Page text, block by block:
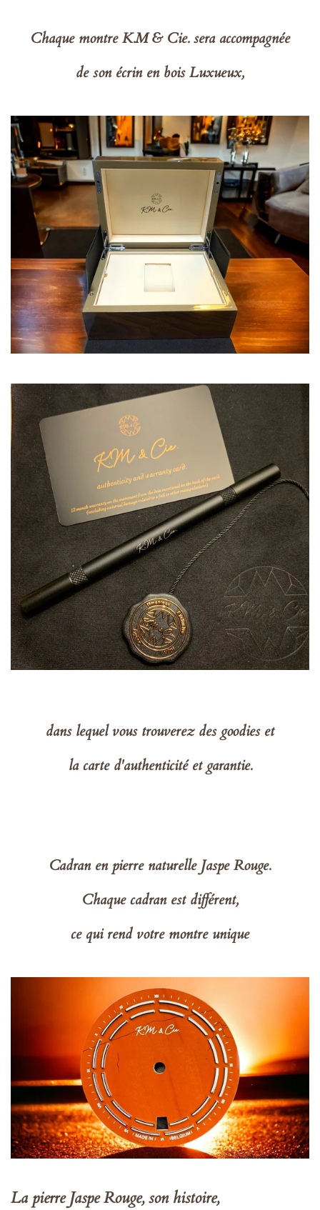
Chaque montre K.M & Cie. sera accompagnée
de son écrin en bois Luxueux,
dans lequel vous trouverez des goodies et
la carte d'authenticité et garantie.
Cadran en pierre naturelle Jaspe Rouge.
Chaque cadran est différent,
ce qui rend votre montre unique
La pierre Jaspe Rouge, son histoire,